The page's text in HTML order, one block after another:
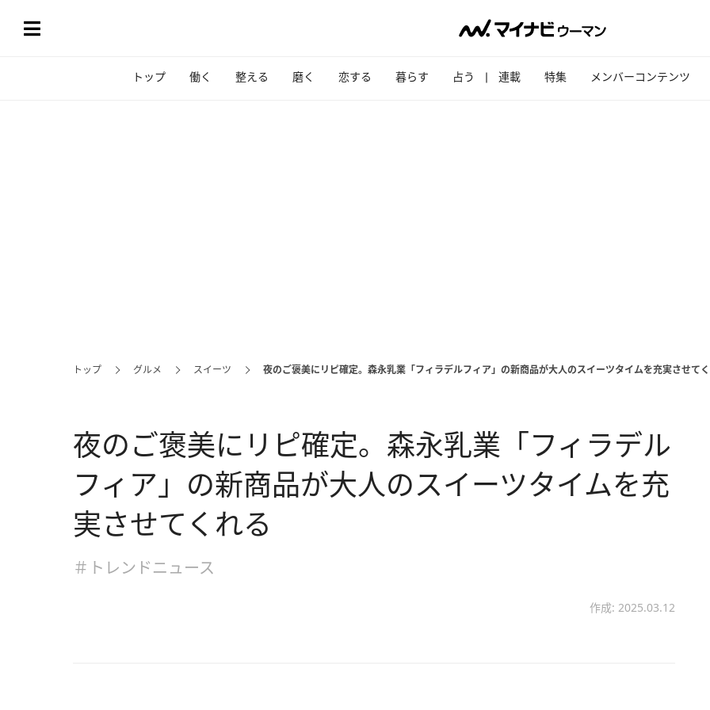
トップ 働く 整える 磨く 恋する 暮らす 占う 連載 特集 メンバーコンテンツ
トップ グルメ スイーツ 夜のご褒美にリピ確定。森永乳業「フィラデルフィア」の新商品が大人のスイーツタイムを充実させて
夜のご褒美にリピ確定。森永乳業「フィラデル
フィア」の新商品が大人のスイーツタイムを充
実させてくれる
＃トレンドニュース
作成: 2025.03.12